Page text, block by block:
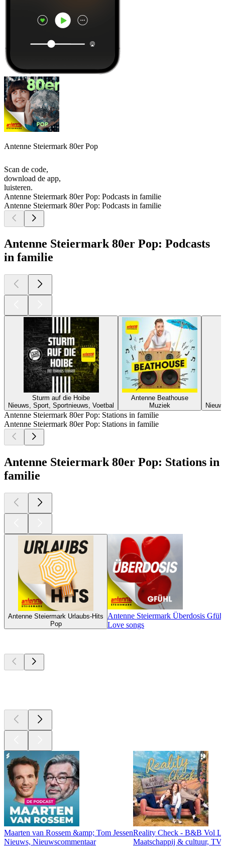
Antenne Steiermark 80er Pop
Scan de code,
download de app,
luisteren.
Antenne Steiermark 80er Pop: Podcasts in familie
Antenne Steiermark 80er Pop: Podcasts in familie
Antenne Steiermark 80er Pop: Podcasts
in familie
Sturm auf die Hoibe
Nieuws, Sport, Sportnieuws, Voetbal
Antenne Beathouse
Muziek
Antenne Steiermark 80er Pop: Stations in familie
Antenne Steiermark 80er Pop: Stations in familie
Antenne Steiermark 80er Pop: Stations in
familie
Antenne Steiermark Urlaubs-Hits
Pop
Antenne Steiermark Überdosis Gfühl
Love songs
Maarten van Rossem &amp; Tom Jessen
Nieuws, Nieuwscommentaar
Reality Check - B&B Vol
Maatschappij & cultuur,